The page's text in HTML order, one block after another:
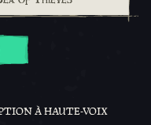
À HAUTE-VOIX